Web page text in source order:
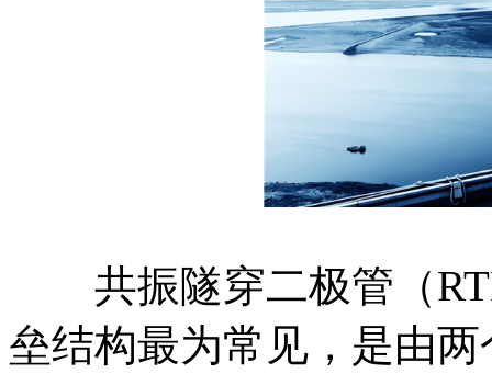
共振隧穿二极管（
垒结构最为常见，是由